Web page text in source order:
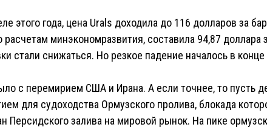
этого года, цена Urals доходила до 116 долларов за
минэкономразвития, составила 94,87 доллара
стали снижаться. Но резкое падение началось в
с перемирием США и Ирана. А если точнее, то пусть
для судоходства Ормузского пролива, блокада
Персидского залива на мировой рынок. На пике